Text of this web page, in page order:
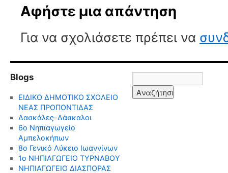
Αφήστε μια απάντηση
Για να σχολιάσετε πρέπει να
Blogs
ΕΙΔΙΚΟ ΔΗΜΟΤΙΚΟ ΣΧΟΛΕΙΟ
ΝΕΑΣ ΠΡΟΠΟΝΤΙΔΑΣ
Δασκάλες-Δάσκαλοι
6ο Νηπιαγωγείο
Αμπελοκήπων
8o Γενικό Λύκειο Ιωαννίνων
1ο ΝΗΠΙΑΓΩΓΕΙΟ ΤΥΡΝΑΒΟΥ
ΝΗΠΙΑΓΩΓΕΙΟ ΔΙΑΣΠΟΡΑΣ